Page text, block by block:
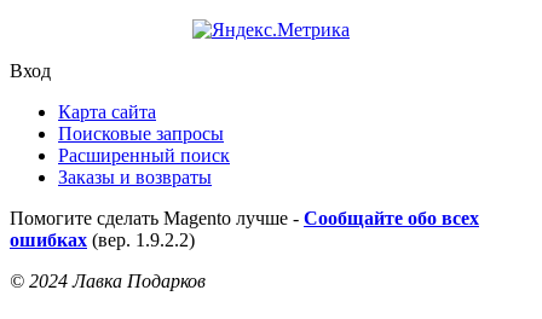
Вход
Карта сайта
Поисковые запросы
Расширенный поиск
Заказы и возвраты
Помогите сделать Magento лучше - Сообщайте обо всех
ошибках (вер. 1.9.2.2)
© 2024 Лавка Подарков